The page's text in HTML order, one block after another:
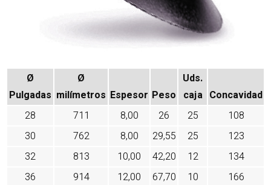
Ø
Pulgadas
Ø
milímetros Espesor Peso
Uds.
caja Concavidad
28
711 8,00 26 25
108
30
762 8,00 29,55 25
123
32
813 10,00 42,20 12
134
36
914 12,00 67,70 10 166